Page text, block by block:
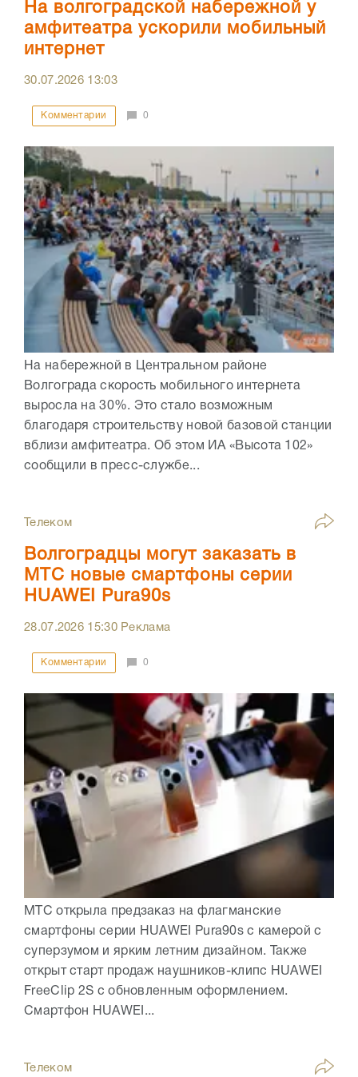
На волгоградской набережной у
амфитеатра ускорили мобильный
интернет
30.07.2026 13:03
Комментарии 0
На набережной в Центральном районе
Волгограда скорость мобильного интернета
выросла на 30%. Это стало возможным
благодаря строительству новой базовой станции
вблизи амфитеатра. Об этом ИА «Высота 102»
сообщили в пресс-службе...
Телеком
Волгоградцы могут заказать в
МТС новые смартфоны серии
HUAWEI Pura90s
28.07.2026 15:30Реклама
Комментарии 0
МТС открыла предзаказ на флагманские
смартфоны серии HUAWEI Pura90s с камерой с
суперзумом и ярким летним дизайном. Также
открыт старт продаж наушников-клипс HUAWEI
FreeClip 2S с обновленным оформлением.
Смартфон HUAWEI...
Телеком